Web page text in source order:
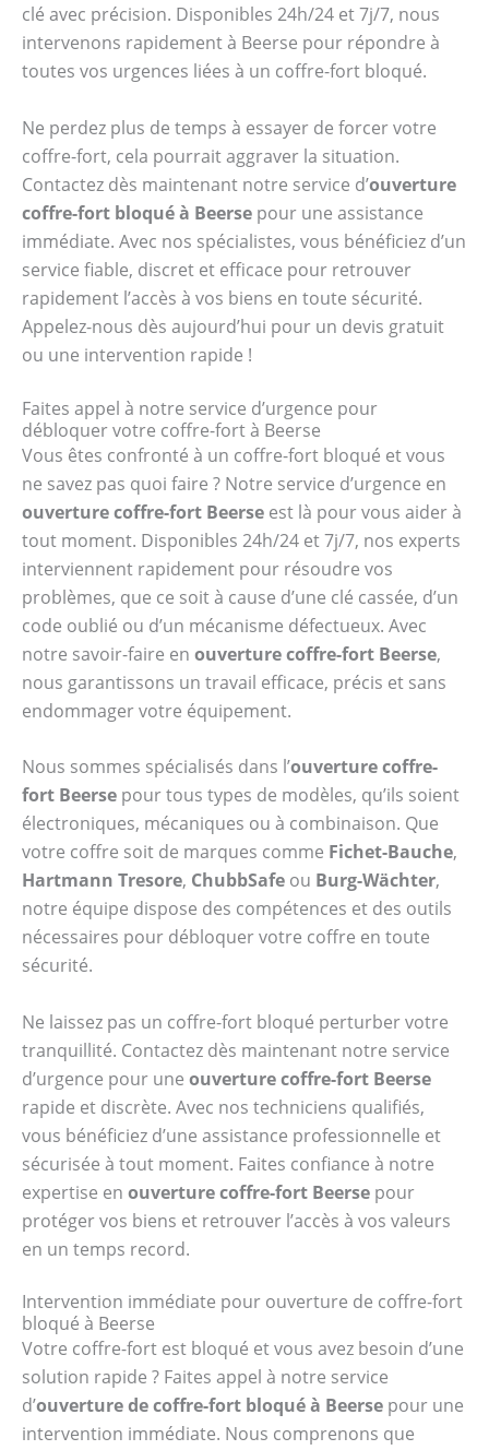
clé avec précision. Disponibles 24h/24 et 7j/7, nous
intervenons rapidement à Beerse pour répondre à
toutes vos urgences liées à un coffre-fort bloqué.
Ne perdez plus de temps à essayer de forcer votre
coffre-fort, cela pourrait aggraver la situation.
Contactez dès maintenant notre service d’ouverture
coffre-fort bloqué à Beerse pour une assistance
immédiate. Avec nos spécialistes, vous bénéficiez d’un
service fiable, discret et efficace pour retrouver
rapidement l’accès à vos biens en toute sécurité.
Appelez-nous dès aujourd’hui pour un devis gratuit
ou une intervention rapide !
Faites appel à notre service d’urgence pour
débloquer votre coffre-fort à Beerse
Vous êtes confronté à un coffre-fort bloqué et vous
ne savez pas quoi faire ? Notre service d’urgence en
ouverture coffre-fort Beerse est là pour vous aider à
tout moment. Disponibles 24h/24 et 7j/7, nos experts
interviennent rapidement pour résoudre vos
problèmes, que ce soit à cause d’une clé cassée, d’un
code oublié ou d’un mécanisme défectueux. Avec
notre savoir-faire en ouverture coffre-fort Beerse,
nous garantissons un travail efficace, précis et sans
endommager votre équipement.
Nous sommes spécialisés dans l’ouverture coffre-
fort Beerse pour tous types de modèles, qu’ils soient
électroniques, mécaniques ou à combinaison. Que
votre coffre soit de marques comme Fichet-Bauche,
Hartmann Tresore, ChubbSafe ou Burg-Wächter,
notre équipe dispose des compétences et des outils
nécessaires pour débloquer votre coffre en toute
sécurité.
Ne laissez pas un coffre-fort bloqué perturber votre
tranquillité. Contactez dès maintenant notre service
d’urgence pour une ouverture coffre-fort Beerse
rapide et discrète. Avec nos techniciens qualifiés,
vous bénéficiez d’une assistance professionnelle et
sécurisée à tout moment. Faites confiance à notre
expertise en ouverture coffre-fort Beerse pour
protéger vos biens et retrouver l’accès à vos valeurs
en un temps record.
Intervention immédiate pour ouverture de coffre-fort
bloqué à Beerse
Votre coffre-fort est bloqué et vous avez besoin d’une
solution rapide ? Faites appel à notre service
d’ouverture de coffre-fort bloqué à Beerse pour une
intervention immédiate. Nous comprenons que